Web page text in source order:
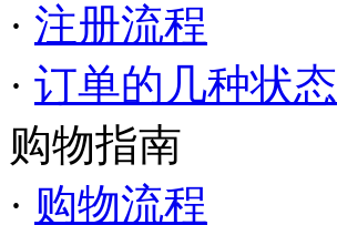
· 注册流程
· 订单的几种状态
购物指南
· 购物流程